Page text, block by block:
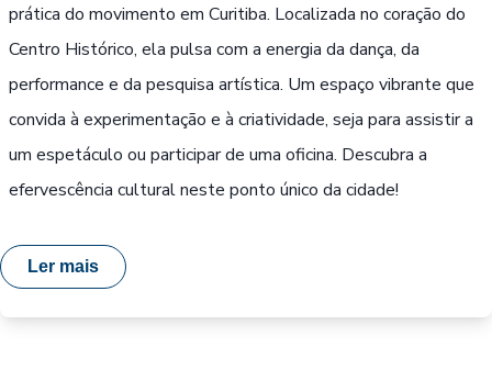
prática do movimento em Curitiba. Localizada no coração do
Centro Histórico, ela pulsa com a energia da dança, da
performance e da pesquisa artística. Um espaço vibrante que
convida à experimentação e à criatividade, seja para assistir a
um espetáculo ou participar de uma oficina. Descubra a
efervescência cultural neste ponto único da cidade!
Ler mais